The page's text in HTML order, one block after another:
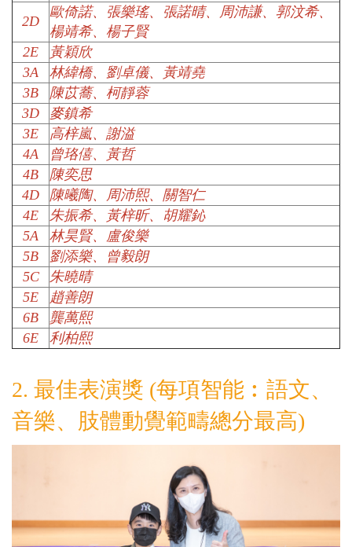
2D
歐倚諾、張樂瑤、張諾晴、周沛謙、郭汶希、
楊靖希、楊子賢
2E
黃穎欣
3A
林緯橋、劉卓儀、黃靖堯
3B
陳苡蕎、柯靜蓉
3D
麥鎮希
3E
高梓嵐、謝溢
4A
曾珞僖、黃哲
4B
陳奕思
4D
陳曦陶、周沛熙、關智仁
4E
朱振希、黃梓昕、胡耀鈊
5A
林昊賢、盧俊樂
5B
劉添樂、曾毅朗
5C
朱曉晴
5E
趙善朗
6B
龔萬熙
6E
利柏熙
2. 最佳表演獎 (每項智能︰語文、
音樂、肢體動覺範疇總分最高)